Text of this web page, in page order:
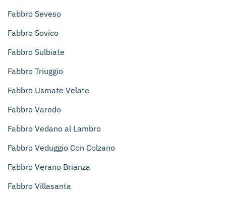
Fabbro Seveso
Fabbro Sovico
Fabbro Sulbiate
Fabbro Triuggio
Fabbro Usmate Velate
Fabbro Varedo
Fabbro Vedano al Lambro
Fabbro Veduggio Con Colzano
Fabbro Verano Brianza
Fabbro Villasanta